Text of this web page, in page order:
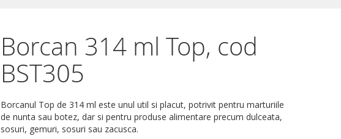
Borcan 314 ml Top, cod
BST305
Borcanul Top de 314 ml este unul util si placut, potrivit pentru marturiile
de nunta sau botez, dar si pentru produse alimentare precum dulceata,
sosuri, gemuri, sosuri sau zacusca.